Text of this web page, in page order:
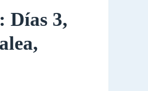
Días 3,